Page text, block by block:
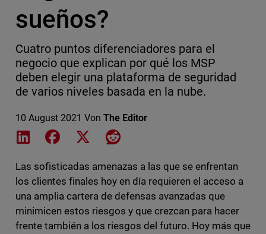
sueños?
Cuatro puntos diferenciadores para el
negocio que explican por qué los MSP
deben elegir una plataforma de seguridad
de varios niveles basada en la nube.
10 August 2021 Von The Editor
Share on LinkedIn
Share on Facebook
Share on XShare on Reddit
Las sofisticadas amenazas a las que se enfrentan
los clientes finales hoy en día requieren el acceso a
una amplia cartera de defensas avanzadas que
minimicen estos riesgos y que crezcan para hacer
frente también a los riesgos del futuro. Hoy más que